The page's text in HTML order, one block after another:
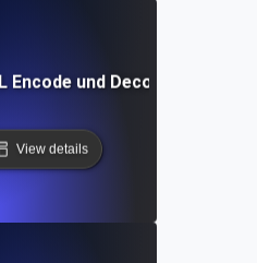
Encode und Decode Tool
View details